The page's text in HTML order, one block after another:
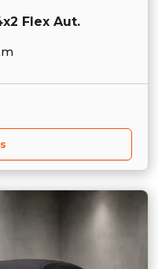
Flex Aut.